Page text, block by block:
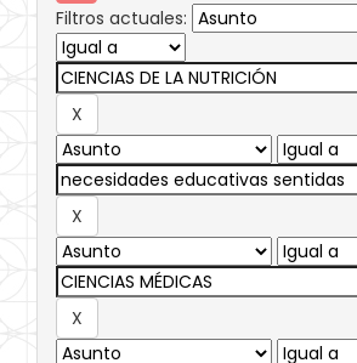
Filtros actuales: